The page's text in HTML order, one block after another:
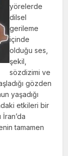
yörelerde
dilsel
gerileme
içinde
olduğu ses,
şekil,
sözdizimi ve
gözden
yaşadığı
etkileri bir
İran’da
tamamen